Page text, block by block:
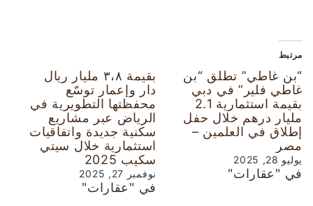
مرتبط
“بن غاطي” تطلق “بن
غاطي فلير” في دبي
بقيمة استثمارية 2.1
مليار درهم خلال حفل
إطلاق في العلمين –
مصر
يوليو 28, 2025
في "عقارات"
بقيمة ٣،٨ مليار ريال
دار وإعمار توسّع
محفظتها التطويرية في
الرياض عبر مشاريع
سكنية جديدة واتفاقيات
استثمارية خلال سيتي
سكيب 2025
نوفمبر 27, 2025
في "عقارات"